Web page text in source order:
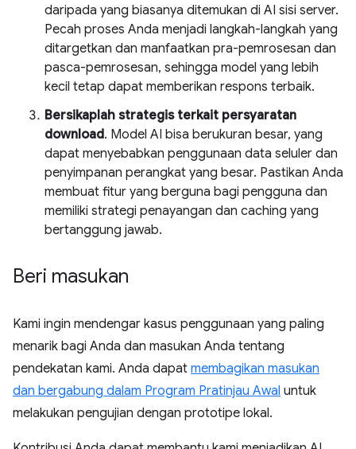
daripada yang biasanya ditemukan di AI sisi server.
Pecah proses Anda menjadi langkah-langkah yang
ditargetkan dan manfaatkan pra-pemrosesan dan
pasca-pemrosesan, sehingga model yang lebih
kecil tetap dapat memberikan respons terbaik.
Bersikaplah strategis terkait persyaratan
download. Model AI bisa berukuran besar, yang
dapat menyebabkan penggunaan data seluler dan
penyimpanan perangkat yang besar. Pastikan Anda
membuat fitur yang berguna bagi pengguna dan
memiliki strategi penayangan dan caching yang
bertanggung jawab.
Beri masukan
Kami ingin mendengar kasus penggunaan yang paling
menarik bagi Anda dan masukan Anda tentang
pendekatan kami. Anda dapat membagikan masukan
dan bergabung dalam Program Pratinjau Awal untuk
melakukan pengujian dengan prototipe lokal.